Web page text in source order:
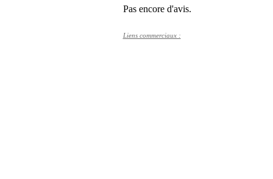
Pas encore d'avis.
Liens commerciaux :